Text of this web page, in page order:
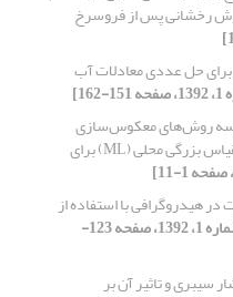
رخشانی پس از فروسرخ
حل عددی معادلات آب
روش‌های معکوس‌سازی
تعمیم‌یافته و روش پوجول در تعیین مقیاس بزرگی محلی (ML) برای
هیدروگرافی با استفاده از
[دوره 39، شماره 1، 1392، صفحه 123-
سیبری و تاثیر آن بر